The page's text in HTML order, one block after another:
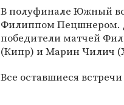
В полуфинале Южный
Филиппом Пецшнером.
победители матчей
(Кипр) и Марин Чилич
Все оставшиеся